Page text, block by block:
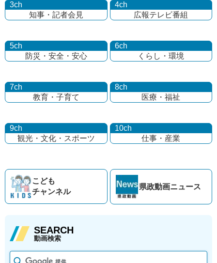
3ch
知事・記者会見
4ch
広報テレビ番組
5ch
防災・安全・安心
6ch
くらし・環境
7ch
教育・子育て
8ch
医療・福祉
9ch
観光・文化・ スポーツ
10ch
仕事・産業
こども
チャンネル
県政動画ニュース
SEARCH
動画検索